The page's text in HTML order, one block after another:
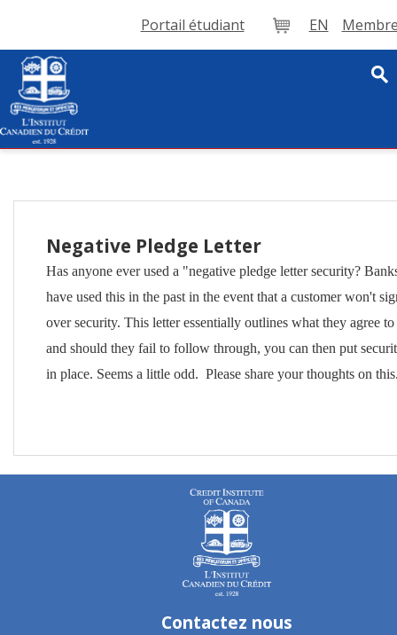
Portail étudiant Panier
EN
Negative Pledge Letter
Has anyone ever used a "negative pledge letter security?
have used this in the past in the event that a customer won't
over security. This letter essentially outlines what they agree to
and should they fail to follow through, you can then put
in place. Seems a little odd. Please share your thoughts on
Contactez nous